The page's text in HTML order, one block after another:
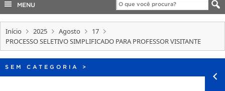
CONCURSOS
EDITAIS
INTERNACIONAL
MENU
Início 2025 Agosto
17
PROCESSO SELETIVO SIMPLIFICADO PARA PROFESSOR VISITANTE
SEM CATEGORIA >